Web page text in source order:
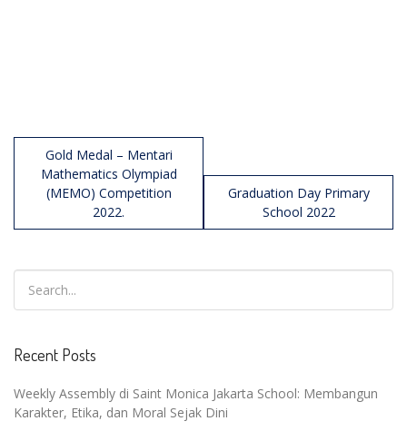
Post
navigation
Gold Medal – Mentari
Mathematics Olympiad
(MEMO) Competition
2022.
Graduation Day Primary
School 2022
Recent Posts
Weekly Assembly di Saint Monica Jakarta School: Membangun
Karakter, Etika, dan Moral Sejak Dini